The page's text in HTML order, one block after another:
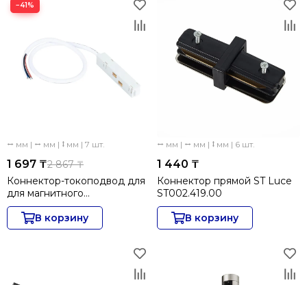
−41%
⭤ мм | ⭤ мм | ⭥ мм | 7 шт.
1 697 ₸2 867 ₸
Коннектор-токоподвод для
для магнитного
шинопровода Arte Lamp
Linea-accessories A480133
В корзину
⭤ мм | ⭤ мм | ⭥ мм | 6 шт.
1 440 ₸
Коннектор прямой ST Luce
ST002.419.00
В корзину